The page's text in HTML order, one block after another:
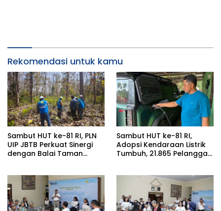
Rekomendasi untuk kamu
Sambut HUT ke-81 RI, PLN
UIP JBTB Perkuat Sinergi
dengan Balai Taman
SUTET 500 kV Paiton–
Watudodol/Kalipuro
Sambut HUT ke-81 RI,
Adopsi Kendaraan Listrik
Tumbuh, 21.865 Pelanggan
pada Semester I 2026